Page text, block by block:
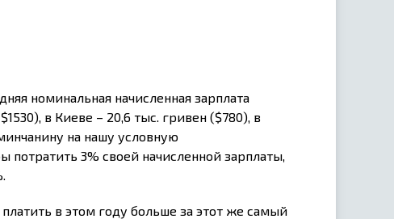
номинальная начисленная зарплата
в Киеве – 20,6 тыс. гривен ($780), в
на нашу условную
3% своей начисленной зарплаты,
в этом году больше за этот же самый